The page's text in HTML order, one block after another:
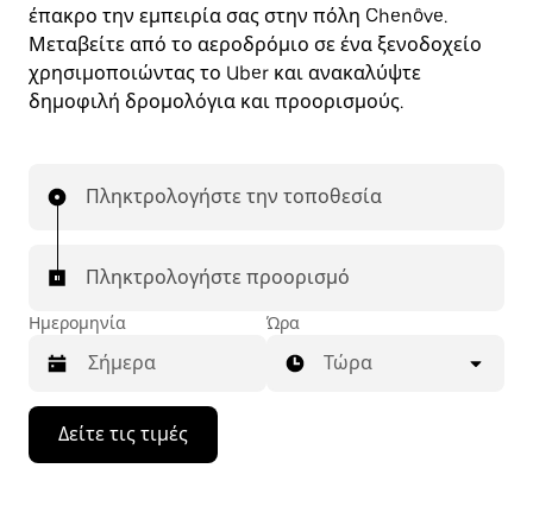
έπακρο την εμπειρία σας στην πόλη Chenôve.
Μεταβείτε από το αεροδρόμιο σε ένα ξενοδοχείο
χρησιμοποιώντας το Uber και ανακαλύψτε
δημοφιλή δρομολόγια και προορισμούς.
Πληκτρολογήστε την τοποθεσία
Πληκτρολογήστε προορισμό
Ημερομηνία
Πατήστε
πλήκτρο
Ώρα
Τώρα
Δείτε τις τιμές